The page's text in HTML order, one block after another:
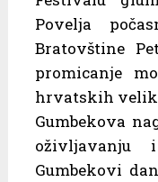
Povelja
Bratovštine
promicanje
hrvatskih
Gumbekova
oživljavanju
Gumbekovi